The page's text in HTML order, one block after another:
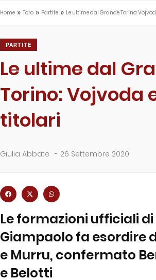
Home » Toro » Partite » Le ultime dal Grande Torino:
PARTITE
Le ultime dal
Torino: Vojvoda
titolari
Giulia Abbate - 26 Settembre 2020
Le formazioni ufficiali
Giampaolo fa esordire
e Murru, confermato
e Belotti